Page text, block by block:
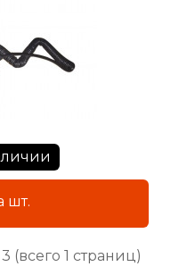
940 ₽ / за шт.
(всего 1 страниц)